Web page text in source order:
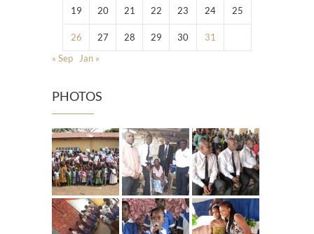
19 20 21 22 23 24 25
26 27 28 29 30
31
« Sep
Jan »
PHOTOS